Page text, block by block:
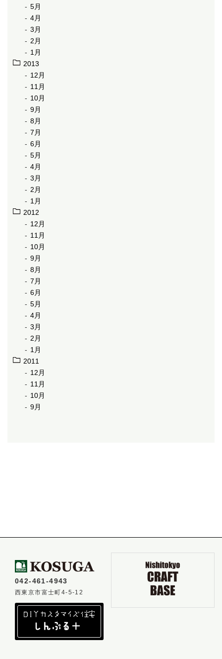
5月
4月
3月
2月
1月
2013
12月
11月
10月
9月
8月
7月
6月
5月
4月
3月
2月
1月
2012
12月
11月
10月
9月
8月
7月
6月
5月
4月
3月
2月
1月
2011
12月
11月
10月
9月
042-461-4943
西東京市富士町4-5-12